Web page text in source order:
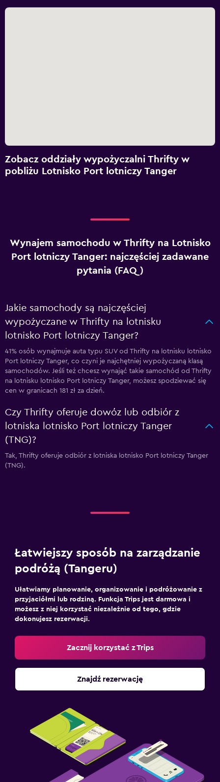
Zobacz oddziały wypożyczalni Thrifty w
pobliżu Lotnisko Port lotniczy Tanger
Wynajem samochodu w Thrifty na Lotnisko
Port lotniczy Tanger: najczęściej zadawane
pytania (FAQ)
Jakie samochody są najczęściej
wypożyczane w Thrifty na lotnisku
lotnisko Port lotniczy Tanger?
41% osób wynajmuje auta typu SUV od Thrifty na lotnisku lotnisko
Port lotniczy Tanger, co czyni je najchętniej wypożyczaną klasą
samochodów. Jeśli też chcesz wynająć takie samochód od Thrifty
na lotnisku lotnisko Port lotniczy Tanger, możesz spodziewać się
cen w granicach 181 zł za dzień.
Czy Thrifty oferuje dowóz lub odbiór z
lotniska lotnisko Port lotniczy Tanger
(TNG)?
Tak, Thrifty oferuje odbiór z lotniska lotnisko Port lotniczy Tanger
(TNG).
Łatwiejszy sposób na zarządzanie
podróżą (Tangeru)
Ułatwiamy planowanie, organizowanie i podróżowanie z
przyjaciółmi lub rodziną. Funkcja Trips jest darmowa i
możesz z niej korzystać niezależnie od tego, gdzie
dokonujesz rezerwacji.
Zacznij korzystać z Trips
Znajdź rezerwację